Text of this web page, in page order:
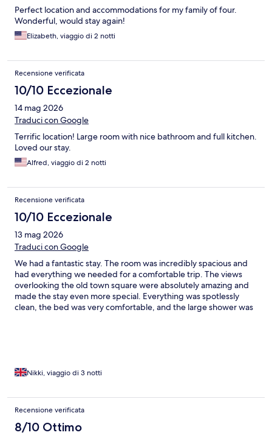
Perfect location and accommodations for my family of four.
Wonderful, would stay again!
Elizabeth, viaggio di 2 notti
Recensione verificata
10/10 Eccezionale
14 mag 2026
Traduci con Google
Terrific location! Large room with nice bathroom and full kitchen.
Loved our stay.
Alfred, viaggio di 2 notti
Recensione verificata
10/10 Eccezionale
13 mag 2026
Traduci con Google
We had a fantastic stay. The room was incredibly spacious and
had everything we needed for a comfortable trip. The views
overlooking the old town square were absolutely amazing and
made the stay even more special. Everything was spotlessly
clean, the bed was very comfortable, and the large shower was
Nikki, viaggio di 3 notti
Recensione verificata
8/10 Ottimo